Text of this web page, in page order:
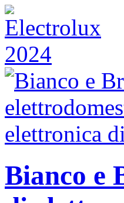
Bianco e